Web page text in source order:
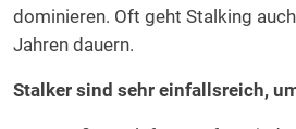
dominieren. Oft geht Stalking
Jahren dauern.
Stalker sind sehr einfallsreich,